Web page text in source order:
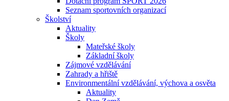
Seznam sportovních organizací
Školství
Aktuality
Školy
Mateřské školy
Základní školy
Zájmové vzdělávání
Zahrady a hřiště
Environmentální vzdělávání, výchova a osvěta
Aktuality